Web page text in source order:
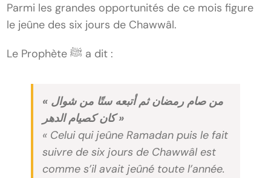
Parmi les grandes opportunités de ce mois figure
le jeûne des six jours de Chawwâl.
Le Prophète ﷺ a dit :
« من صام رمضان ثم أتبعه ستًا من شوال
كان كصيام الدهر »
« Celui qui jeûne Ramadan puis le fait
suivre de six jours de Chawwâl est
comme s’il avait jeûné toute l’année.